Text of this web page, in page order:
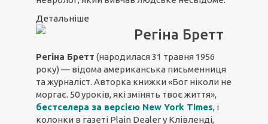
Детальніше
Регіна Бретт
Регіна Бретт (народилася 31 травня 1956
року) — відома американська письменниця
та журналіст. Авторка книжки «Бог ніколи не
моргає. 50 уроків, які змінять твоє життя»,
бестселера за версією New York Times, і
колонки в газеті Plain Dealer у Клівленді,